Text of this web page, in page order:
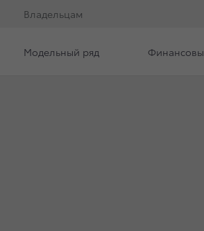
Владельцам
Модельный ряд
НА